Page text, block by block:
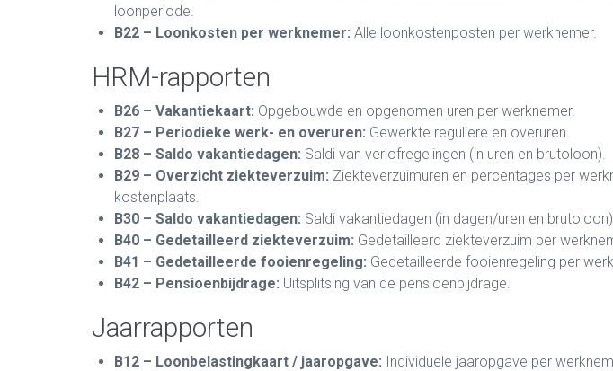
loonperiode.
B22 – Loonkosten per werknemer: Alle loonkostenposten per werknemer.
HRM-rapporten
B26 – Vakantiekaart: Opgebouwde en opgenomen uren per werknemer.
B27 – Periodieke werk- en overuren: Gewerkte reguliere en overuren.
B28 – Saldo vakantiedagen: Saldi van verlofregelingen (in uren en brutoloon).
B29 – Overzicht ziekteverzuim: Ziekteverzuimuren en percentages per
kostenplaats.
B30 – Saldo vakantiedagen: Saldi vakantiedagen (in dagen/uren en brutoloon).
B40 – Gedetailleerd ziekteverzuim: Gedetailleerd ziekteverzuim per
B41 – Gedetailleerde fooienregeling: Gedetailleerde fooienregeling per
B42 – Pensioenbijdrage: Uitsplitsing van de pensioenbijdrage.
Jaarrapporten
B12 – Loonbelastingkaart / jaaropgave: Individuele jaaropgave per